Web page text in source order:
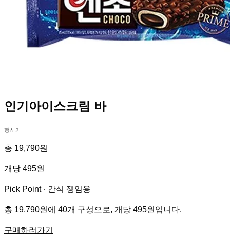
인기아이스크림 바
행사가
총 19,790원
개당 495원
Pick Point · 간식 쟁임용
총 19,790원에 40개 구성으로, 개당 495원입니다.
구매하러가기